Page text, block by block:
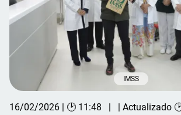
IMSS
16/02/2026 | 🕑 11:48
| Actualizado